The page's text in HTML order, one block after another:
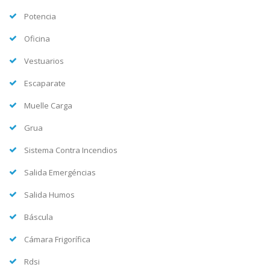
Potencia
Oficina
Vestuarios
Escaparate
Muelle Carga
Grua
Sistema Contra Incendios
Salida Emergéncias
Salida Humos
Báscula
Cámara Frigorífica
Rdsi